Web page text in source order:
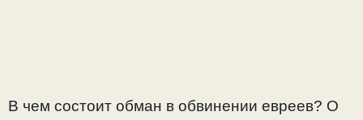
В чем состоит обман в обвинении евреев? О